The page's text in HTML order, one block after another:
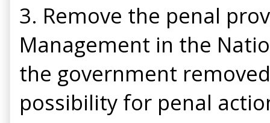
3. Remove the penal
Management in the
the government
possibility for penal